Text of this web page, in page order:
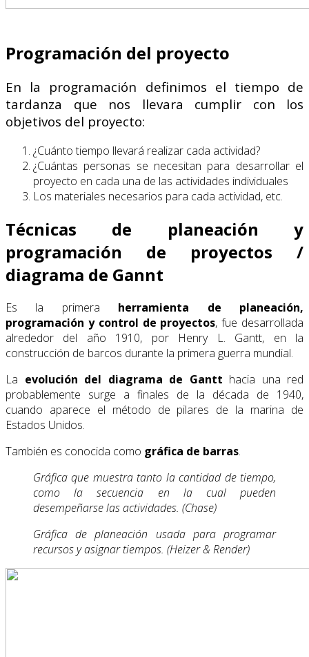
Programación del proyecto
En la programación definimos el tiempo de
tardanza que nos llevara cumplir con los
objetivos del proyecto:
¿Cuánto tiempo llevará realizar cada actividad?
¿Cuántas personas se necesitan para desarrollar el
proyecto en cada una de las actividades individuales
Los materiales necesarios para cada actividad, etc.
Técnicas de planeación y
programación de proyectos /
diagrama de Gannt
Es la primera herramienta de planeación,
programación y control de proyectos, fue desarrollada
alrededor del año 1910, por Henry L. Gantt, en la
construcción de barcos durante la primera guerra mundial.
La evolución del diagrama de Gantt hacia una red
probablemente surge a finales de la década de 1940,
cuando aparece el método de pilares de la marina de
Estados Unidos.
También es conocida como gráfica de barras.
Gráfica que muestra tanto la cantidad de tiempo,
como la secuencia en la cual pueden
desempeñarse las actividades. (Chase)
Gráfica de planeación usada para programar
recursos y asignar tiempos. (Heizer & Render)